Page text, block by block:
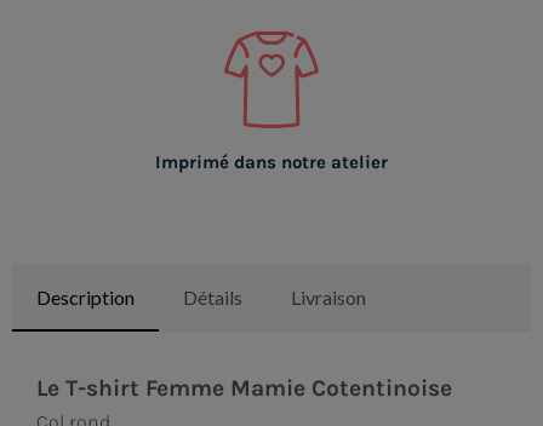
Imprimé dans notre atelier
Description Détails Livraison
Le T-shirt Femme Mamie Cotentinoise